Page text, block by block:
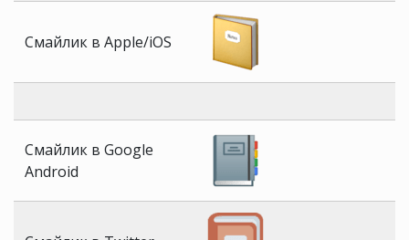
Смайлик в Apple/iOS
Смайлик в Google
Android